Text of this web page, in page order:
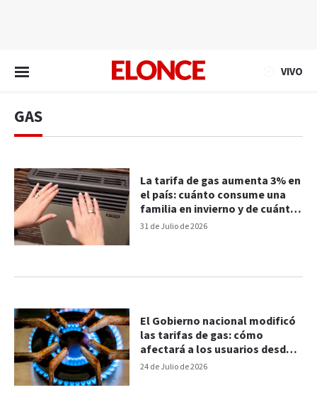
VIVO
GAS
31 de Julio de 2026
La tarifa de gas aumenta 3% en
el país: cuánto consume una
familia en invierno y de cuánto
puede ser la factura
24 de Julio de 2026
El Gobierno nacional modificó
las tarifas de gas: cómo
afectará a los usuarios desde
agosto